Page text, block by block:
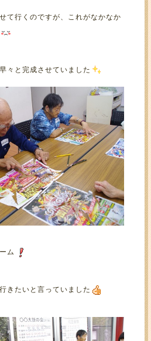
て行くのですが、これがなかなか
々と完成させていました
ム
きたいと言っていました